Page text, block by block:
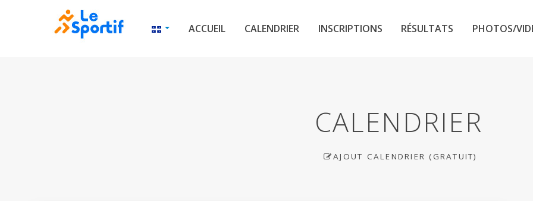
ACCUEIL CALENDRIER INSCRIPTIONS RÉSULTATS PHOTOS/
CALENDRIER
AJOUT CALENDRIER (GRATUIT)